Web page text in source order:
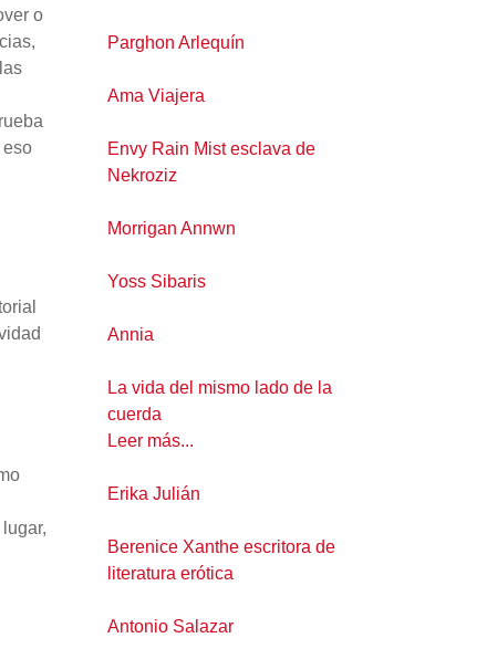
o
eso
Parghon Arlequín
Ama Viajera
Envy Rain Mist esclava de
Nekroziz
Morrigan Annwn
Yoss Sibaris
Annia
La vida del mismo lado de la
cuerda
Leer más...
Erika Julián
Berenice Xanthe escritora de
literatura erótica
Antonio Salazar